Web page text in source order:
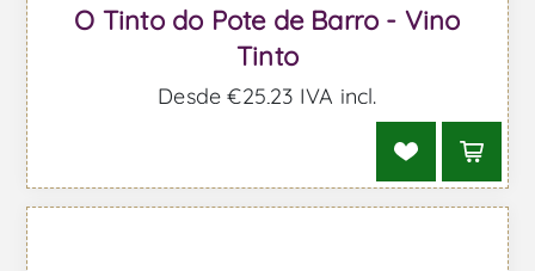
O Tinto do Pote de Barro - Vino
Tinto
Desde €25,23 IVA incl.